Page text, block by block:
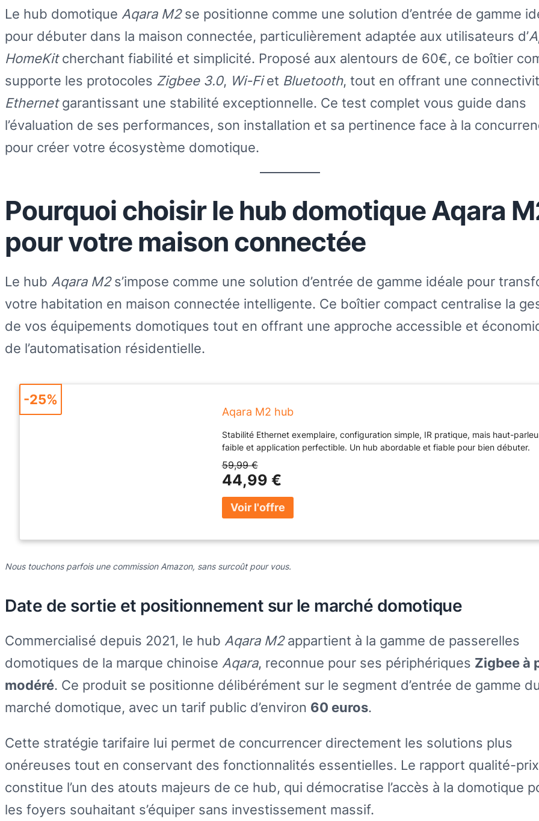
Le hub domotique Aqara M2se positionne comme une solution d’entrée de gamme
pour débuter dans la maison connectée, particulièrement adaptée aux utilisateurs d’
HomeKitcherchant fiabilité et simplicité. Proposé aux alentours de 60€, ce boîtier
supporte les protocoles Zigbee 3.0, Wi-Fiet Bluetooth, tout en offrant une
Ethernetgarantissant une stabilité exceptionnelle. Ce test complet vous guide dans
l’évaluation de ses performances, son installation et sa pertinence face à la
pour créer votre écosystème domotique.
Pourquoi choisir le hub domotique Aqara
pour votre maison connectée
Le hub Aqara M2s’impose comme une solution d’entrée de gamme idéale pour
votre habitation en maison connectée intelligente. Ce boîtier compact centralise la
de vos équipements domotiques tout en offrant une approche accessible et
de l’automatisation résidentielle.
Aqara M2 hub
Stabilité Ethernet exemplaire, configuration simple, IR pratique, mais haut-
faible et application perfectible. Un hub abordable et fiable pour bien débuter.
59,99 €
44,99 €
-25%
Nous touchons parfois une commission Amazon, sans surcoût pour vous.
Date de sortie et positionnement sur le marché domotique
Commercialisé depuis 2021, le hub Aqara M2appartient à la gamme de passerelles
domotiques de la marque chinoise Aqara, reconnue pour ses périphériques Zigbee à
modéré. Ce produit se positionne délibérément sur le segment d’entrée de gamme du
marché domotique, avec un tarif public d’environ 60 euros.
Cette stratégie tarifaire lui permet de concurrencer directement les solutions plus
onéreuses tout en conservant des fonctionnalités essentielles. Le rapport qualité-prix
constitue l’un des atouts majeurs de ce hub, qui démocratise l’accès à la domotique
les foyers souhaitant s’équiper sans investissement massif.